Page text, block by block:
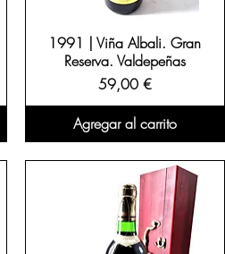
1991 | Viña Albali. Gran
Reserva. Valdepeñas
Precio
59,00 €
Agregar al carrito